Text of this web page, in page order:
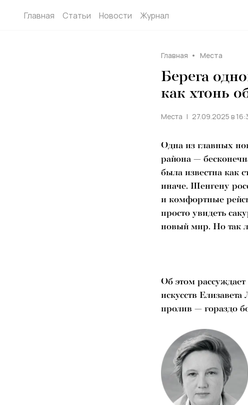
Главная Статьи Новости Журнал
Главная Места
Берега
как хтонь
Места 27.09.2025 в
Одна из главных
района —
была известна как
иначе. Шенгену
и комфортные
просто увидеть
новый мир. Но так
Об этом
искусств
пролив — гораздо